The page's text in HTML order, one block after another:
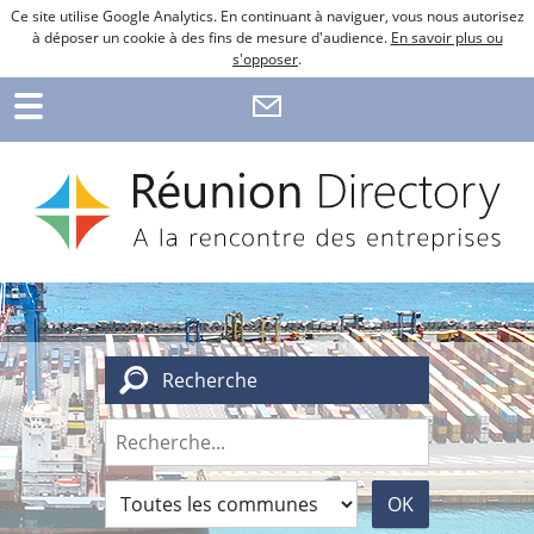
Ce site utilise Google Analytics. En continuant à naviguer, vous nous autorisez
à déposer un cookie à des fins de mesure d'audience. En savoir plus ou
s'opposer.
Recherche